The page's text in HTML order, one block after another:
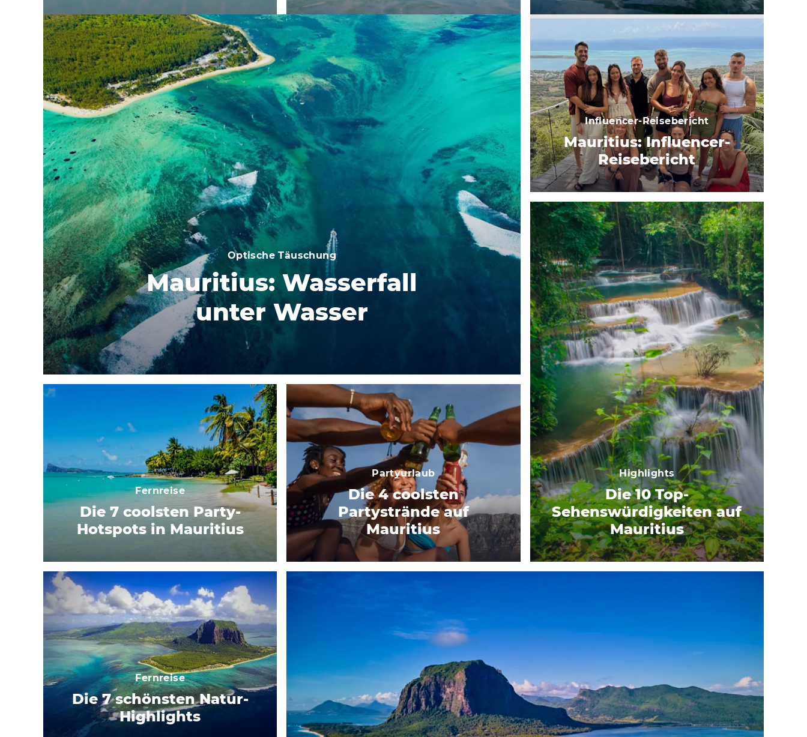
Optische Täuschung
Mauritius: Wasserfall
unter Wasser
Influencer-Reisebericht
Mauritius: Influencer-
Reisebericht
Fernreise
Die 7 coolsten Party-
Hotspots in Mauritius
Partyurlaub
Die 4 coolsten
Partystrände auf
Mauritius
Highlights
Die 10 Top-
Sehenswürdigkeiten auf
Mauritius
Fernreise
Die 7 schönsten Natur-
Highlights